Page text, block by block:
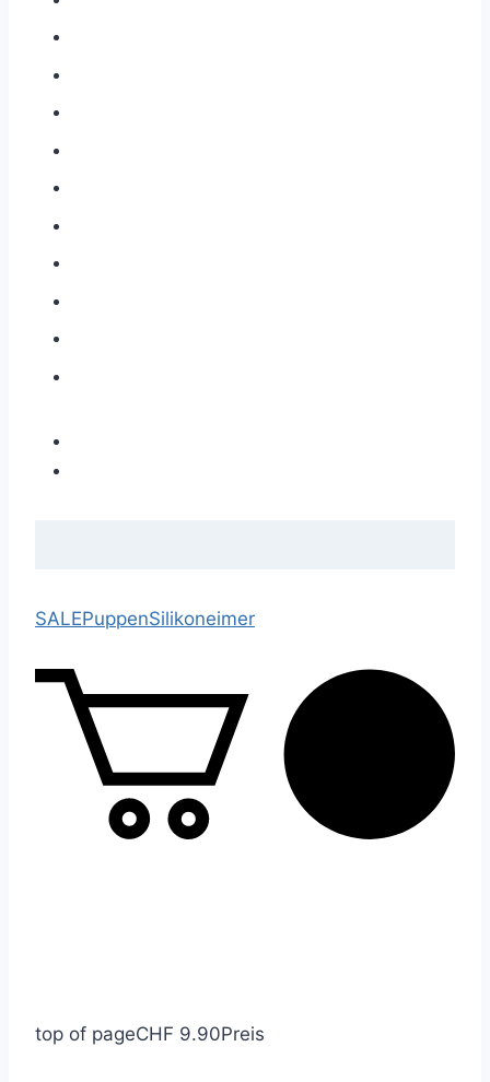
SALEPuppenSilikoneimer
top of pageCHF 9.90Preis